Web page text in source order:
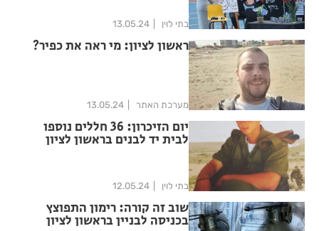
בתי לוין 13.05.24
ראשון לציון: מי ראה את כפיר?
מערכת האתר 13.05.24
יום הזיכרון: 36 חללים נוספו
לבית יד לבנים בראשון לציון
בתי לוין 12.05.24
שוב זה קורה: רימון התפוצץ
בכניסה לבניין בראשון לציון